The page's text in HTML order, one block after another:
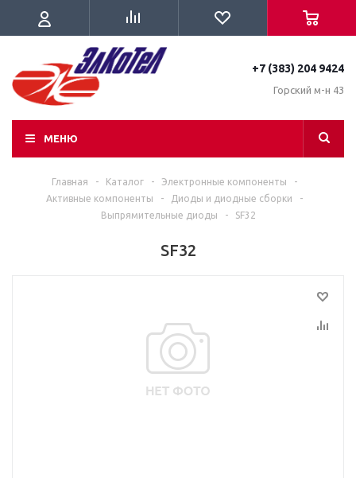
+7 (383) 204 9424
Горский м-н 43
МЕНЮ
Главная - Каталог - Электронные компоненты
-
Активные компоненты
- Диоды и диодные сборки
-
Выпрямительные диоды
- SF32
SF32